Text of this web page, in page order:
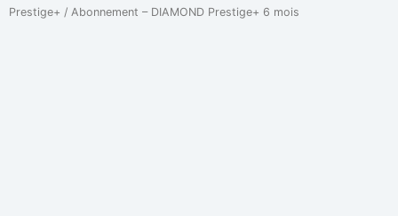
Prestige+ / Abonnement – DIAMOND Prestige+ 6 mois